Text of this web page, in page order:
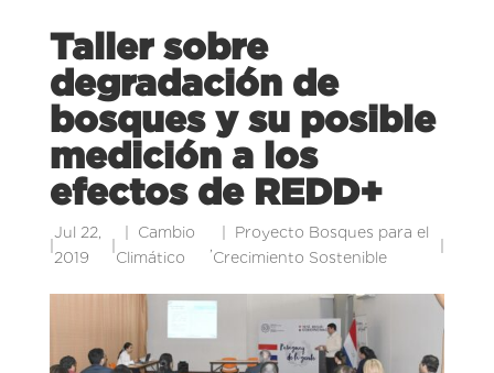
Taller sobre
degradación de
bosques y su posible
medición a los
efectos de REDD+
|
Jul 22,
2019
|
Cambio
Climático
,
Proyecto Bosques para el
Crecimiento Sostenible
|